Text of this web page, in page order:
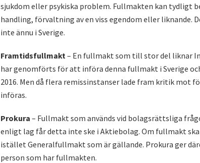
sjukdom eller psykiska problem. Fullmakten kan tydligt
handling, förvaltning av en viss egendom eller liknande.
inte ännu i Sverige.
Framtidsfullmakt – En fullmakt som till stor del liknar
har genomförts för att införa denna fullmakt i Sverige
2016. Men då flera remissinstanser lade fram kritik mot
införas.
Prokura – Fullmakt som används vid bolagsrättsliga
enligt lag får detta inte ske i Aktiebolag. Om fullmakt
istället Generalfullmakt som är gällande. Prokura ger
person som har fullmakten.